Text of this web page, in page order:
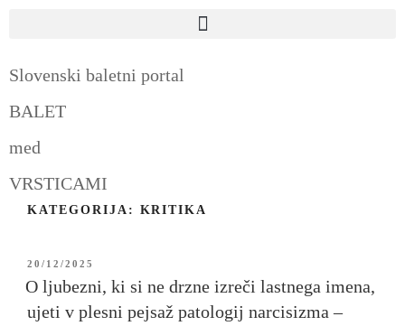
Slovenski baletni portal
BALET
med
VRSTICAMI
KATEGORIJA: KRITIKA
20/12/2025
O ljubezni, ki si ne drzne izreči lastnega imena,
ujeti v plesni pejsaž patologij narcisizma –